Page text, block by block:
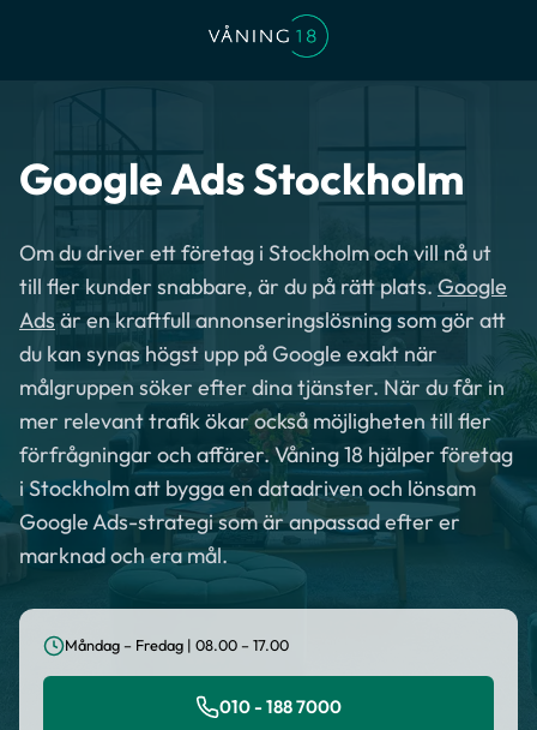
Google Ads Stockholm
Om du driver ett företag i Stockholm och vill nå ut
till fler kunder snabbare, är du på rätt plats. Google
Ads är en kraftfull annonseringslösning som gör att
du kan synas högst upp på Google exakt när
målgruppen söker efter dina tjänster. När du får in
mer relevant trafik ökar också möjligheten till fler
förfrågningar och affärer. Våning 18 hjälper företag
i Stockholm att bygga en datadriven och lönsam
Google Ads-strategi som är anpassad efter er
marknad och era mål.
Måndag – Fredag | 08.00 – 17.00
010 - 188 7000